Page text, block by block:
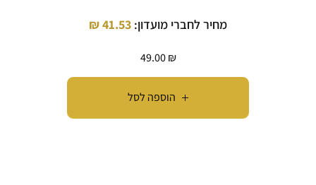
הוספה לסל
מחיר לחברי מועדון: 41.53
₪
49.00₪